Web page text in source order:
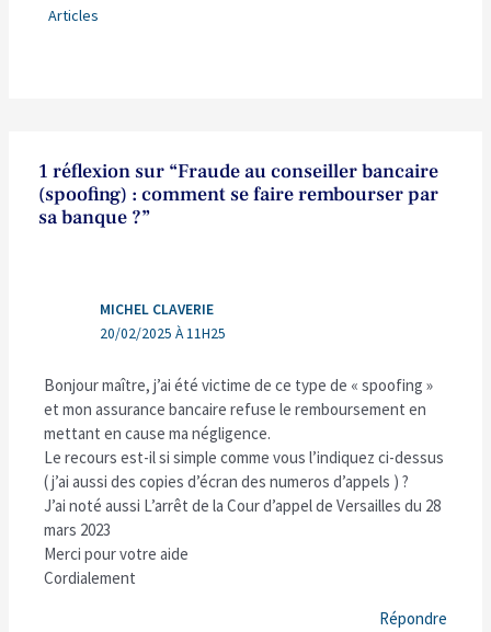
Articles
1 réflexion sur “Fraude au conseiller bancaire
(spoofing) : comment se faire rembourser par
sa banque ?”
MICHEL CLAVERIE
20/02/2025 À 11H25
Bonjour maître, j’ai été victime de ce type de « spoofing »
et mon assurance bancaire refuse le remboursement en
mettant en cause ma négligence.
Le recours est-il si simple comme vous l’indiquez ci-dessus
( j’ai aussi des copies d’écran des numeros d’appels ) ?
J’ai noté aussi L’arrêt de la Cour d’appel de Versailles du 28
mars 2023
Merci pour votre aide
Cordialement
Répondre